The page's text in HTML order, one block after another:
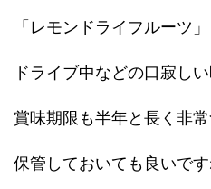
「レモンドライフルーツ」
ドライブ中などの口寂し
賞味期限も半年と長く非
保管しておいても良いです